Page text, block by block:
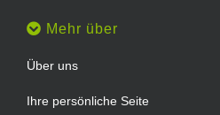
Mehr über
Über uns
Ihre persönliche Seite